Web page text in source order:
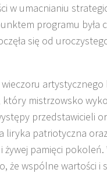
w umacnianiu
programu była
się od
mistrzowsko
przedstawicieli
liryka patriotyczna
żywej pamięci
że wspólne wartości